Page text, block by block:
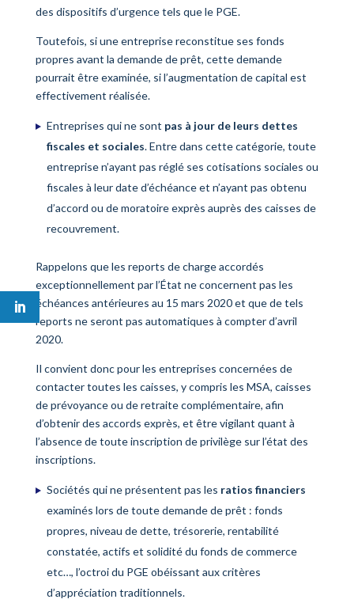
des dispositifs d’urgence tels que le PGE.
Toutefois, si une entreprise reconstitue ses fonds
propres avant la demande de prêt, cette demande
pourrait être examinée, si l’augmentation de capital est
effectivement réalisée.
Entreprises qui ne sont pas à jour de leurs dettes
fiscales et sociales. Entre dans cette catégorie, toute
entreprise n’ayant pas réglé ses cotisations sociales ou
fiscales à leur date d’échéance et n’ayant pas obtenu
d’accord ou de moratoire exprès auprès des caisses de
recouvrement.
Rappelons que les reports de charge accordés
exceptionnellement par l’État ne concernent pas les
échéances antérieures au 15 mars 2020 et que de tels
reports ne seront pas automatiques à compter d’avril
2020.
Il convient donc pour les entreprises concernées de
contacter toutes les caisses, y compris les MSA, caisses
de prévoyance ou de retraite complémentaire, afin
d’obtenir des accords exprès, et être vigilant quant à
l’absence de toute inscription de privilège sur l’état des
inscriptions.
Sociétés qui ne présentent pas les ratios financiers
examinés lors de toute demande de prêt : fonds
propres, niveau de dette, trésorerie, rentabilité
constatée, actifs et solidité du fonds de commerce
etc…, l’octroi du PGE obéissant aux critères
d’appréciation traditionnels.